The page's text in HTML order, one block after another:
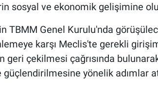
sosyal ve ekonomik gelişimine
TBMM Genel Kurulu'nda
karşı Meclis'te gerekli
geri çekilmesi çağrısında
güçlendirilmesine yönelik adımlar